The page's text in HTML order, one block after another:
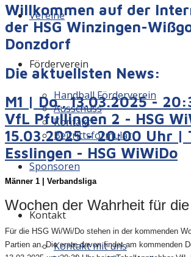
Vereine
Förderverein
Handball Förderverein
Ausschuss
Kontakt
Beitrittsformular
Sponsoren
Kontakt
Kontakt mit uns
Willkommen auf der
der HSG Winzingen-
Donzdorf
Die aktuellsten News:
M1 | Do., 13.03.2025 -
VfL Pfullingen 2 - HSG
15.03.2025 - 20:00 Uhr |
Esslingen - HSG WiWiDo
Männer 1 | Verbandsliga
Wochen der Wahrheit für
Für die HSG Wi/Wi/Do stehen in der kommenden
Partien an. Die erste davon findet am kommenden